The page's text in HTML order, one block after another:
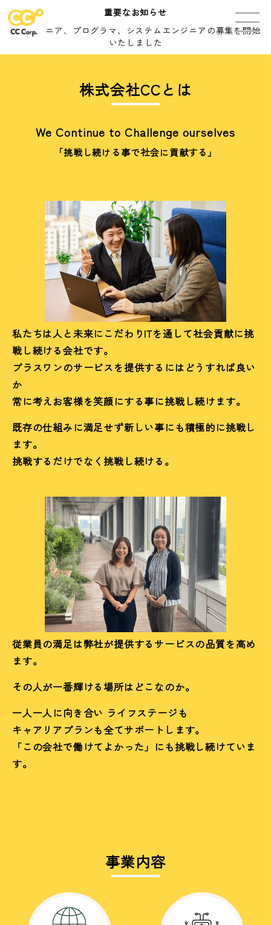
重要なお知らせ
ITエンジニア、プログラマ、システムエンジニアの募集を開始
いたしました
株式会社CCとは
We Continue to Challenge ourselves
「挑戦し続ける事で社会に貢献する」
私たちは人と未来にこだわりITを通して社会貢献に挑
戦し続ける会社です。
プラスワンのサービスを提供するにはどうすれば良い
か
常に考えお客様を笑顔にする事に挑戦し続けます。
既存の仕組みに満足せず新しい事にも積極的に挑戦し
ます。
挑戦するだけでなく挑戦し続ける。
従業員の満足は弊社が提供するサービスの品質を高め
ます。
その人が一番輝ける場所はどこなのか。
一人一人に向き合い ライフステージも
キャアリアプランも全てサポートします。
「この会社で働けてよかった」にも挑戦し続けていま
す。
事業内容